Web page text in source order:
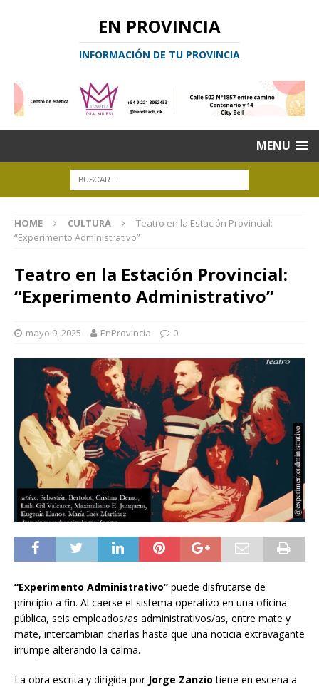
EN PROVINCIA
INFORMACIÓN DE TU PROVINCIA
MENU
HOME CULTURA
Teatro en la Estación Provincial:
“Experimento Administrativo”
Teatro en la Estación Provincial:
“Experimento Administrativo”
mayo 9, 2025 EnProvincia 0
“Experimento Administrativo” puede disfrutarse de
principio a fin. Al caerse el sistema operativo en una oficina
pública, seis empleados/as administrativos/as, entre mate y
mate, intercambian charlas hasta que una noticia extravagante
irrumpe alterando la calma.
La obra escrita y dirigida porJorge Zanzio tiene en escena a